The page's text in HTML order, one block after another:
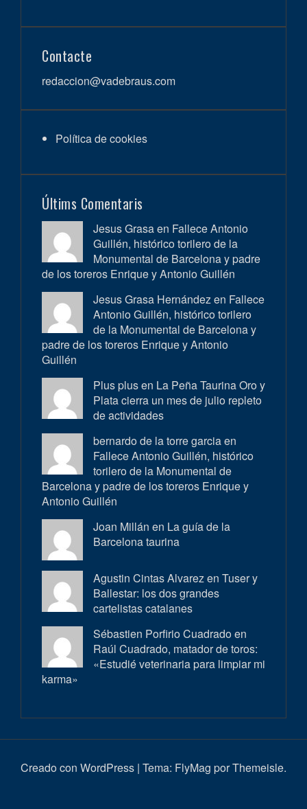
Contacte
redaccion@vadebraus.com
Política de cookies
Últims Comentaris
Jesus Grasa en Fallece Antonio
Guillén, histórico torilero de la
Monumental de Barcelona y padre
de los toreros Enrique y Antonio Guillén
Jesus Grasa Hernández en Fallece
Antonio Guillén, histórico torilero
de la Monumental de Barcelona y
padre de los toreros Enrique y Antonio
Guillén
Plus plus en La Peña Taurina Oro y
Plata cierra un mes de julio repleto
de actividades
bernardo de la torre garcia en
Fallece Antonio Guillén, histórico
torilero de la Monumental de
Barcelona y padre de los toreros Enrique y
Antonio Guillén
Joan Millán en La guía de la
Barcelona taurina
Agustin Cintas Alvarez en Tuser y
Ballestar: los dos grandes
cartelistas catalanes
Sébastien Porfirio Cuadrado en
Raúl Cuadrado, matador de toros:
«Estudié veterinaria para limpiar mi
karma»
Creado con WordPress | Tema: FlyMag por Themeisle.